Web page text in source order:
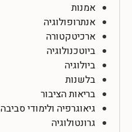
אמנות
אנתרופולוגיה
ארכיטקטורה
ביוטכנולוגיה
ביולוגיה
בלשנות
בריאות הציבור
גיאוגרפיה ולימודי סביבה
גרונטולוגיה